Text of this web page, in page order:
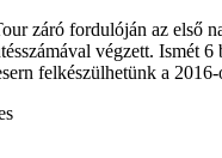
záró fordulóján az első
végzett. Ismét
felkészülhetünk a